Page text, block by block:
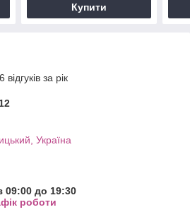
Купити
за рік
Україна
09:00 до 19:30
роботи